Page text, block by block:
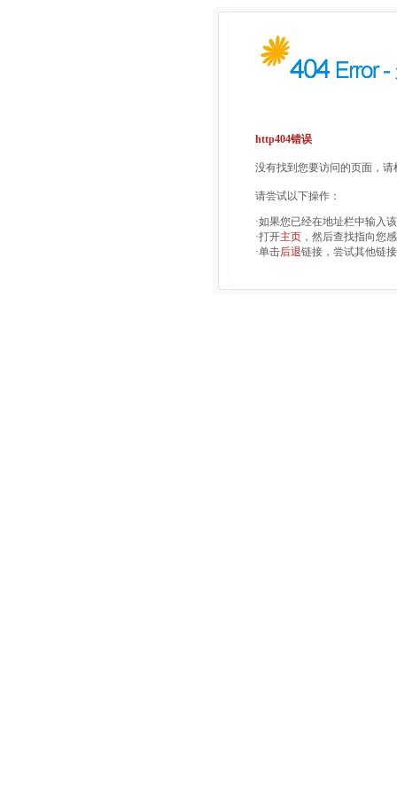
http404错误
没有找到您要访问的页面，
请尝试以下操作：
·如果您已经在地址栏中输入
·打开主页 ，然后查找指向您
·单击后退链接，尝试其他链